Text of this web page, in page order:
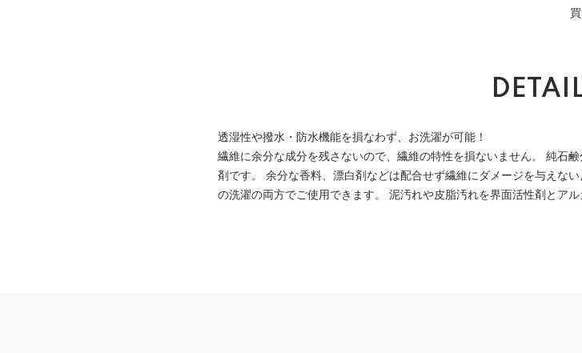
透湿性や撥水・防水機能を損なわず、お洗濯が可能！
繊維に余分な成分を残さないので、繊維の特性を損ないません。 純石
剤です。 余分な香料、漂白剤などは配合せず繊維にダメージを与えな
の洗濯の両方でご使用できます。 泥汚れや皮脂汚れを界面活性剤とア